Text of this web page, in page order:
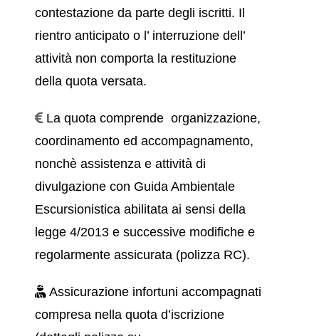
contestazione da parte degli iscritti. Il
rientro anticipato o l’ interruzione dell’
attività non comporta la restituzione
della quota versata.
La quota comprende organizzazione,
coordinamento ed accompagnamento,
nonchè assistenza e attività di
divulgazione con Guida Ambientale
Escursionistica abilitata ai sensi della
legge 4/2013 e successive modifiche e
regolarmente assicurata (polizza RC).
Assicurazione infortuni accompagnati
compresa nella quota d’iscrizione